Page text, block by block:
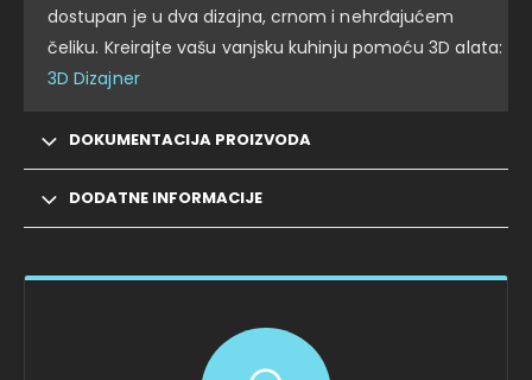
dostupan je u dva dizajna, crnom i nehrđajućem
čeliku. Kreirajte vašu vanjsku kuhinju pomoću 3D alata:
3D Dizajner
DOKUMENTACIJA PROIZVODA
DODATNE INFORMACIJE